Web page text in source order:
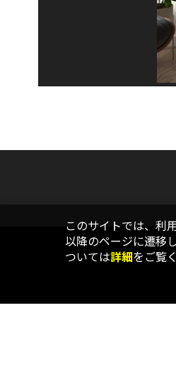
このサイトでは、利
以降のページに遷移
ついては詳細をご覧